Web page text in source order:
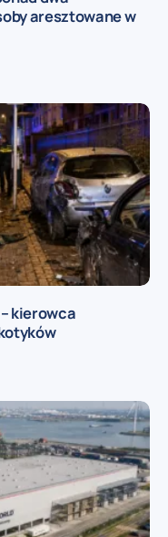
aresztowane w
kierowca